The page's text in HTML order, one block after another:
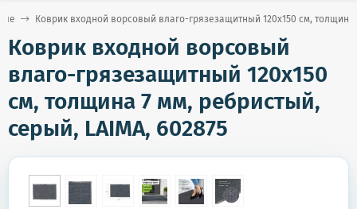
Коврик входной ворсовый влаго-грязезащитный 120х150 см,
Коврик входной ворсовый
влаго-грязезащитный 120х150
см, толщина 7 мм, ребристый,
серый, LAIMA, 602875